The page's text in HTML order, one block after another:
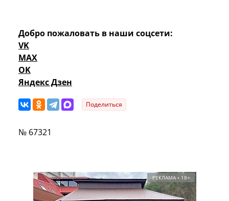
Добро пожаловать в наши соцсети:
VK
MAX
OK
Яндекс Дзен
Поделиться
№ 67321
РЕКЛАМА • 18+